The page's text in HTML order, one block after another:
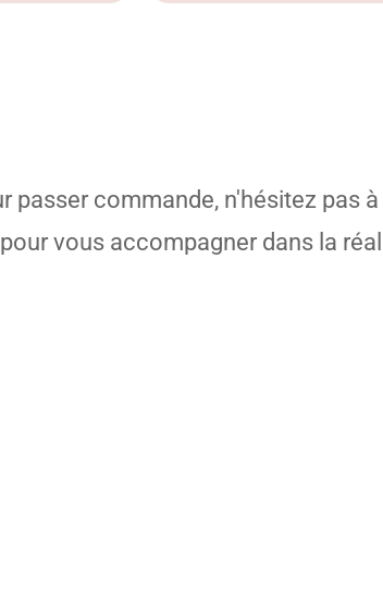
passer commande, n'hésitez pas
vous accompagner dans la